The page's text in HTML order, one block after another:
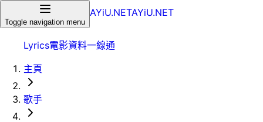
Toggle navigation menu
AYiU.NETAYiU.NET
Lyrics電影資料一線通
主頁
歌手